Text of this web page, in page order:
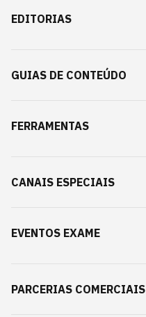
EDITORIAS
GUIAS DE CONTEÚDO
FERRAMENTAS
CANAIS ESPECIAIS
EVENTOS EXAME
PARCERIAS COMERCIAIS